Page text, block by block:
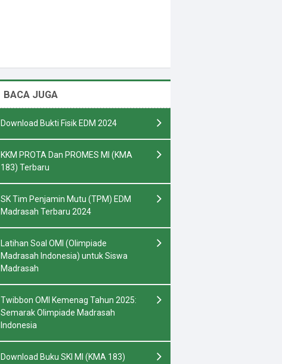
BACA JUGA
Download Bukti Fisik EDM 2024
KKM PROTA Dan PROMES MI (KMA
183) Terbaru
SK Tim Penjamin Mutu (TPM) EDM
Madrasah Terbaru 2024
Latihan Soal OMI (Olimpiade
Madrasah Indonesia) untuk Siswa
Madrasah
Twibbon OMI Kemenag Tahun 2025:
Semarak Olimpiade Madrasah
Indonesia
Download Buku SKI MI (KMA 183)